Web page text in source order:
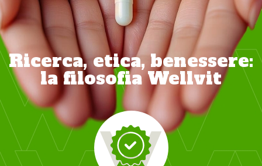
Ricerca, etica, benessere:
la filosofia Wellvit